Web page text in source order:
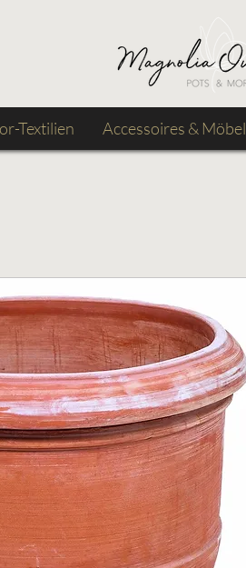
Textilien Accessoires & Möbel